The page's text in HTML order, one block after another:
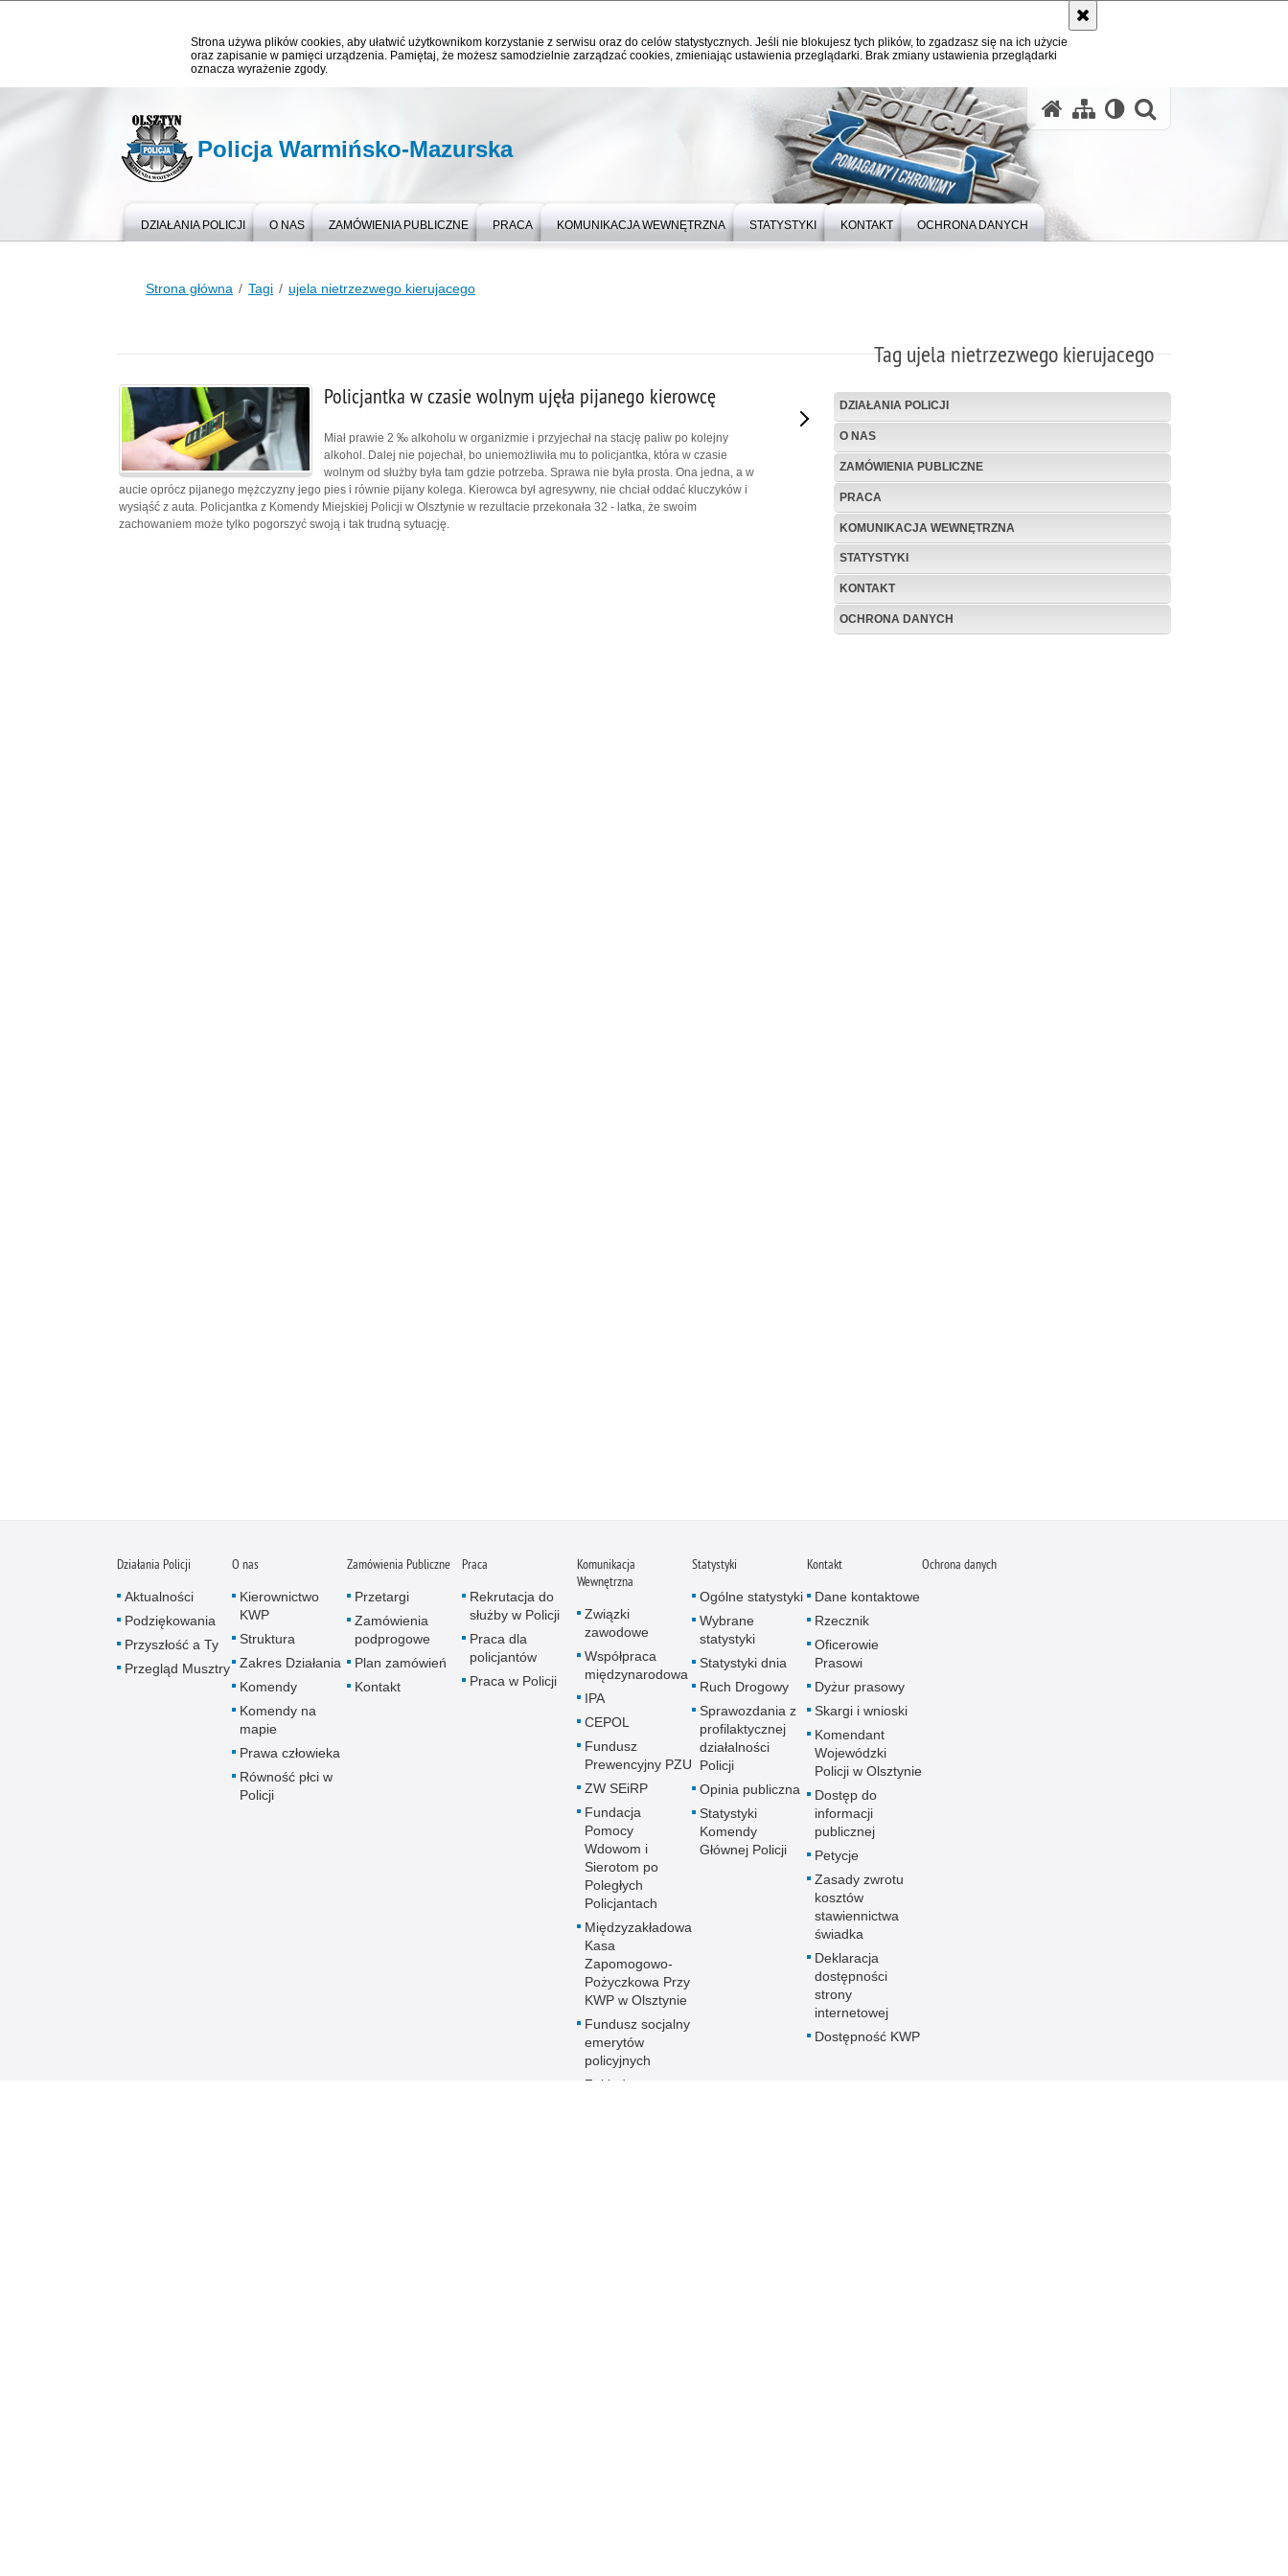
Strona używa plików cookies, aby ułatwić użytkownikom korzystanie z serwisu oraz do celów statystycznych. Jeśli nie blokujesz tych plików, to zgadzasz się na ich użycie
oraz zapisanie w pamięci urządzenia. Pamiętaj, że możesz samodzielnie zarządzać cookies, zmieniając ustawienia przeglądarki. Brak zmiany ustawienia przeglądarki
oznacza wyrażenie zgody.
Policja Warmińsko-Mazurska
DZIAŁANIA POLICJI O NAS ZAMÓWIENIA PUBLICZNE PRACA KOMUNIKACJA WEWNĘTRZNA STATYSTYKI KONTAKT OCHRONA DANYCH
Strona główna Tagi ujela nietrzezwego kierujacego
Tag ujela nietrzezwego kierujacego
DZIAŁANIA POLICJI
O NAS
ZAMÓWIENIA PUBLICZNE
PRACA
KOMUNIKACJA WEWNĘTRZNA
STATYSTYKI
KONTAKT
OCHRONA DANYCH
Policjantka w czasie wolnym ujęła pijanego kierowcę
Miał prawie 2 ‰ alkoholu w organizmie i przyjechał na stację paliw po kolejny
alkohol. Dalej nie pojechał, bo uniemożliwiła mu to policjantka, która w czasie
wolnym od służby była tam gdzie potrzeba. Sprawa nie była prosta. Ona jedna, a w
aucie oprócz pijanego mężczyzny jego pies i równie pijany kolega. Kierowca był agresywny, nie chciał oddać kluczyków i
wysiąść z auta. Policjantka z Komendy Miejskiej Policji w Olsztynie w rezultacie przekonała 32 - latka, że swoim
zachowaniem może tylko pogorszyć swoją i tak trudną sytuację.
Działania Policji
Aktualności
Podziękowania
Przyszłość a Ty
Przegląd Musztry
O nas
Kierownictwo
KWP
Struktura
Zakres Działania
Komendy
Komendy na
mapie
Prawa człowieka
Równość płci w
Policji
Zamówienia Publiczne
Przetargi
Zamówienia
podprogowe
Plan zamówień
Kontakt
Praca
Rekrutacja do
służby w Policji
Praca dla
policjantów
Praca w Policji
Komunikacja
Wewnętrzna
Związki
zawodowe
Współpraca
międzynarodowa
IPA
CEPOL
Fundusz
Prewencyjny PZU
ZW SEiRP
Fundacja
Pomocy
Wdowom i
Sierotom po
Poległych
Policjantach
Międzyzakładowa
Kasa
Zapomogowo-
Pożyczkowa Przy
KWP w Olsztynie
Fundusz socjalny
emerytów
policyjnych
Zakładowy
Statystyki
Ogólne statystyki
Wybrane
statystyki
Statystyki dnia
Ruch Drogowy
Sprawozdania z
profilaktycznej
działalności
Policji
Opinia publiczna
Statystyki
Komendy
Głównej Policji
Kontakt
Dane kontaktowe
Rzecznik
Oficerowie
Prasowi
Dyżur prasowy
Skargi i wnioski
Komendant
Wojewódzki
Policji w Olsztynie
Dostęp do
informacji
publicznej
Petycje
Zasady zwrotu
kosztów
stawiennictwa
świadka
Deklaracja
dostępności
strony
internetowej
Dostępność KWP
Ochrona danych